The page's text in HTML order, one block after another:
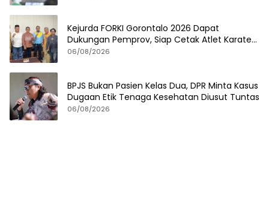
Kejurda FORKI Gorontalo 2026 Dapat
Dukungan Pemprov, Siap Cetak Atlet Karate
Berprestasi
06/08/2026
BPJS Bukan Pasien Kelas Dua, DPR Minta Kasus
Dugaan Etik Tenaga Kesehatan Diusut Tuntas
06/08/2026